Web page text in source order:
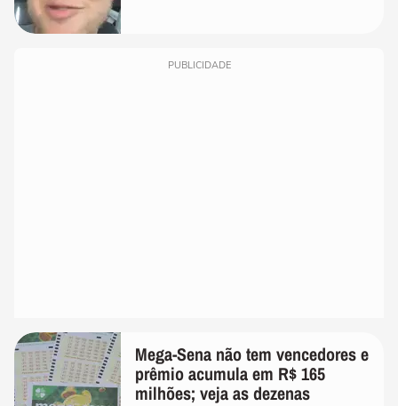
PUBLICIDADE
Mega-Sena não tem vencedores e
prêmio acumula em R$ 165
milhões; veja as dezenas